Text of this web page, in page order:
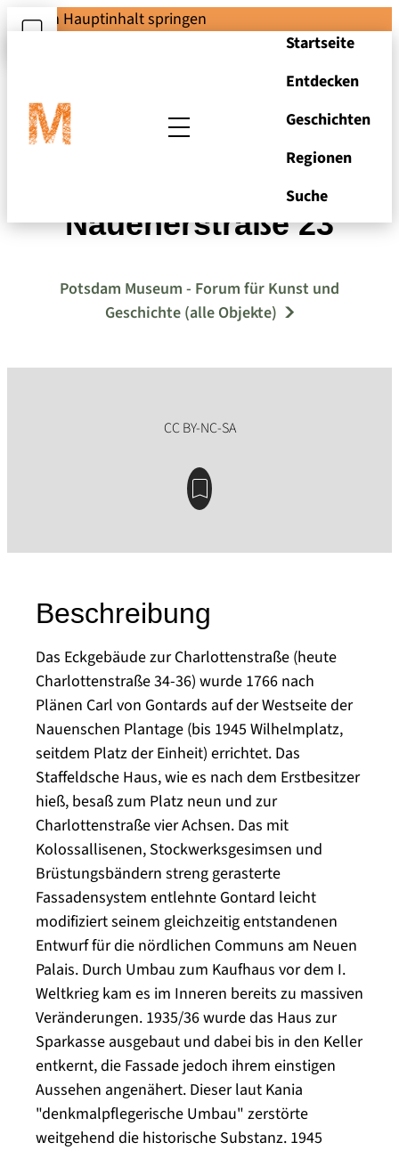
Zum Hauptinhalt springen
Startseite
Entdecken
Geschichten
Regionen
Suche
Nauenerstraße 23
Potsdam Museum - Forum für Kunst und
Geschichte (alle Objekte)
Beschreibung
Das Eckgebäude zur Charlottenstraße (heute
Charlottenstraße 34-36) wurde 1766 nach
Plänen Carl von Gontards auf der Westseite der
Nauenschen Plantage (bis 1945 Wilhelmplatz,
seitdem Platz der Einheit) errichtet. Das
Staffeldsche Haus, wie es nach dem Erstbesitzer
hieß, besaß zum Platz neun und zur
Charlottenstraße vier Achsen. Das mit
Kolossallisenen, Stockwerksgesimsen und
Brüstungsbändern streng gerasterte
Fassadensystem entlehnte Gontard leicht
modifiziert seinem gleichzeitig entstandenen
Entwurf für die nördlichen Communs am Neuen
Palais. Durch Umbau zum Kaufhaus vor dem I.
Weltkrieg kam es im Inneren bereits zu massiven
Veränderungen. 1935/36 wurde das Haus zur
Sparkasse ausgebaut und dabei bis in den Keller
entkernt, die Fassade jedoch ihrem einstigen
Aussehen angenähert. Dieser laut Kania
"denkmalpflegerische Umbau" zerstörte
weitgehend die historische Substanz. 1945